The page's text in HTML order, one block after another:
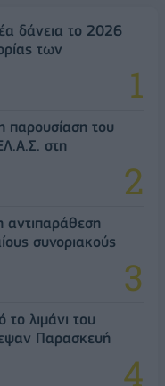
δάνεια το 2026
των
παρουσίαση του
στη
αντιπαράθεση
συνοριακούς
το λιμάνι του
Παρασκευή